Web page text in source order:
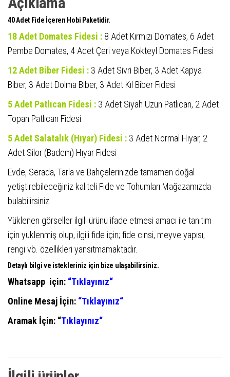
40 Adet Fide İçeren Hobi Paketidir.
18 Adet Domates Fidesi : 8 Adet Kırmızı Domates, 6 Adet
Pembe Domates, 4 Adet Çeri veya Kokteyl Domates Fidesi
12 Adet Biber Fidesi : 3 Adet Sivri Biber, 3 Adet Kapya
Biber, 3 Adet Dolma Biber, 3 Adet Kıl Biber Fidesi
5 Adet Patlıcan Fidesi : 3 Adet Siyah Uzun Patlıcan, 2 Adet
Topan Patlıcan Fidesi
5 Adet Salatalık (Hıyar) Fidesi : 3 Adet Normal Hıyar, 2
Adet Silor (Badem) Hıyar Fidesi
Evde, Serada, Tarla ve Bahçelerinizde tamamen doğal
yetiştirebileceğiniz kaliteli Fide ve Tohumları Mağazamızda
bulabilirsiniz.
Yüklenen görseller ilgili ürünü ifade etmesi amacı ile tanıtım
için yüklenmiş olup, ilgili fide için; fide cinsi, meyve yapısı,
rengi vb. özellikleri yansıtmamaktadır.
Detaylı bilgi ve istekleriniz için bize ulaşabilirsiniz.
Whatsapp için: “Tıklayınız“
Online Mesaj İçin: “Tıklayınız“
Aramak İçin: “Tıklayınız“